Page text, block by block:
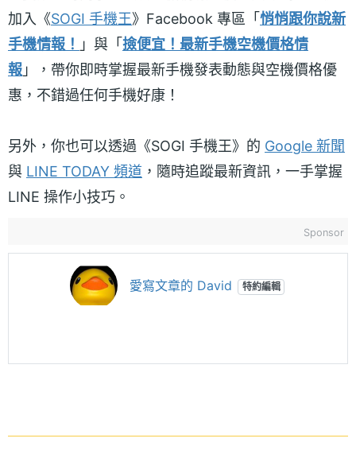
加入《SOGI 手機王》Facebook 專區「悄悄跟你說新
手機情報！ 」與「撿便宜！最新手機空機價格情
報 」，帶你即時掌握最新手機發表動態與空機價格優
惠，不錯過任何手機好康！
另外，你也可以透過《SOGI 手機王》的 Google 新聞
與 LINE TODAY 頻道 ，隨時追蹤最新資訊，一手掌握
LINE 操作小技巧。
Sponsor
愛寫文章的 David 特約編輯